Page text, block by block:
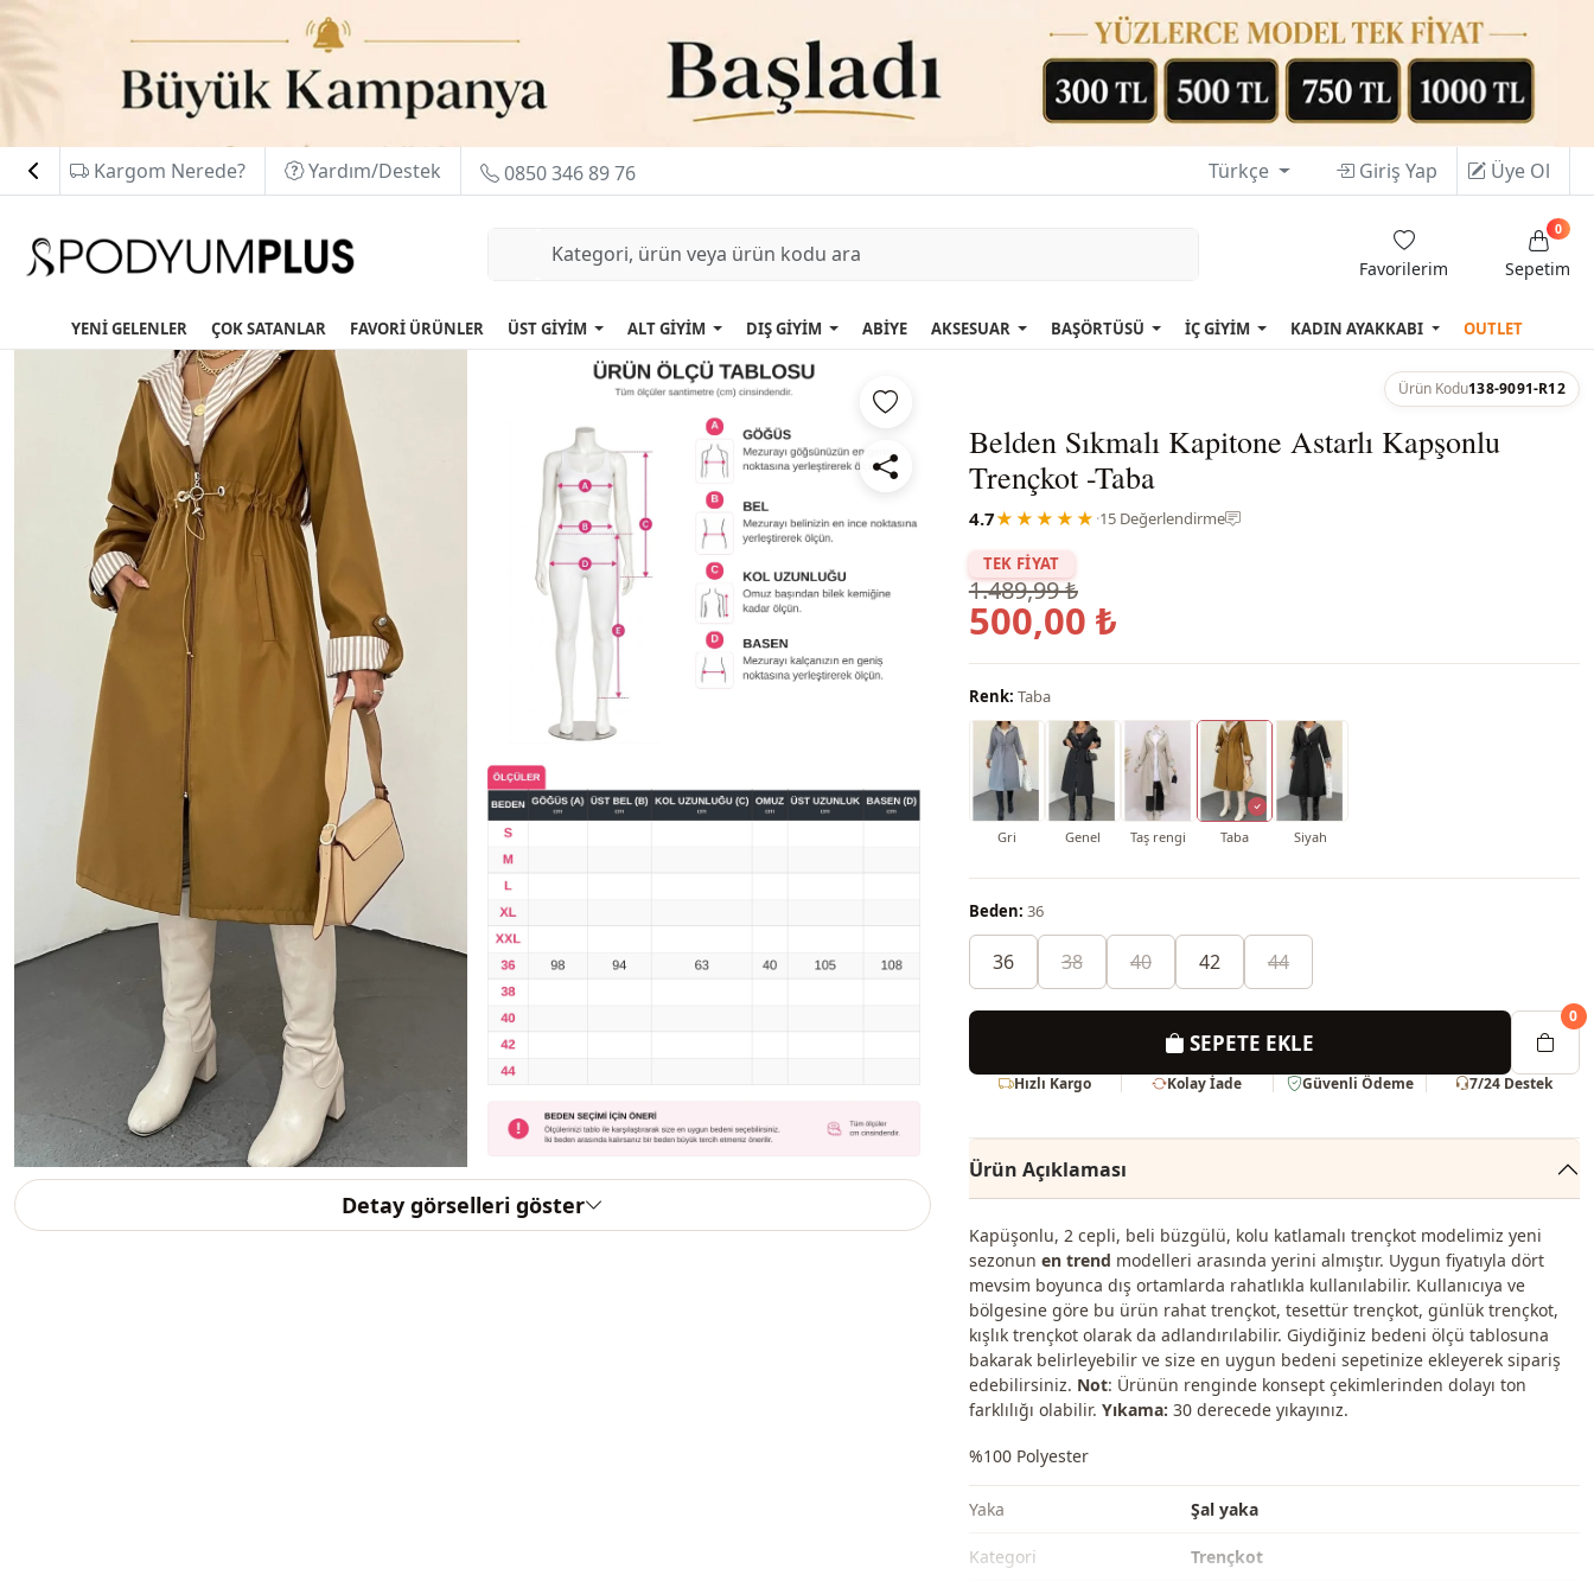
Kargom Nerede? Yardım/Destek 0850 346 89 76 Türkçe Giriş Yap Üye Ol
Favorilerim Sepetim
0
YENİ GELENLER ÇOK SATANLAR FAVORİ ÜRÜNLER ÜST GİYİM ALT GİYİM DIŞ GİYİM ABİYE AKSESUAR BAŞÖRTÜSÜ İÇ GİYİM KADIN AYAKKABI OUTLET
Detay görselleri göster
Ürün Kodu138-9091-R12
Belden Sıkmalı Kapitone Astarlı Kapşonlu
Trençkot -Taba
4.7★★★★★ ·15 Değerlendirme
TEK FİYAT
1.489,99 ₺
500,00 ₺
Renk: Taba
Gri Genel Taş rengi Taba Siyah
Beden: 36
36 38 40 42 44
SEPETE EKLE
0
Hızlı Kargo Kolay İade Güvenli Ödeme 7/24 Destek
Ürün Açıklaması
Kapüşonlu, 2 cepli, beli büzgülü, kolu katlamalı trençkot modelimiz yeni
sezonun en trend modelleri arasında yerini almıştır. Uygun fiyatıyla dört
mevsim boyunca dış ortamlarda rahatlıkla kullanılabilir. Kullanıcıya ve
bölgesine göre bu ürün rahat trençkot, tesettür trençkot, günlük trençkot,
kışlık trençkot olarak da adlandırılabilir. Giydiğiniz bedeni ölçü tablosuna
bakarak belirleyebilir ve size en uygun bedeni sepetinize ekleyerek sipariş
edebilirsiniz. Not: Ürünün renginde konsept çekimlerinden dolayı ton
farklılığı olabilir. Yıkama: 30 derecede yıkayınız.
%100 Polyester
Yaka Şal yaka
Kategori̇ Trençkot